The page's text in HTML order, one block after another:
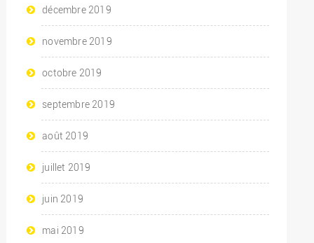
décembre 2019
novembre 2019
octobre 2019
septembre 2019
août 2019
juillet 2019
juin 2019
mai 2019